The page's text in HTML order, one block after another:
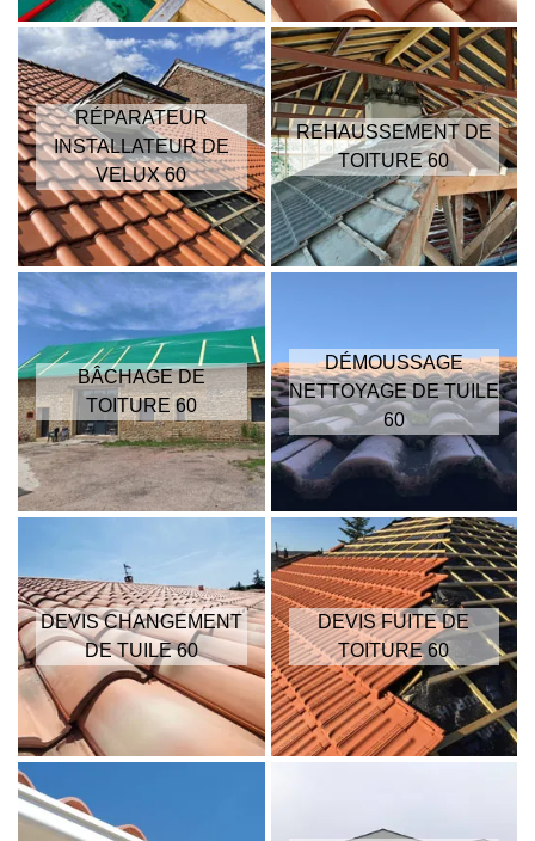
RÉPARATEUR
INSTALLATEUR DE
VELUX 60
REHAUSSEMENT DE
TOITURE 60
BÂCHAGE DE
TOITURE 60
DÉMOUSSAGE
NETTOYAGE DE TUILE
60
DEVIS CHANGEMENT
DE TUILE 60
DEVIS FUITE DE
TOITURE 60